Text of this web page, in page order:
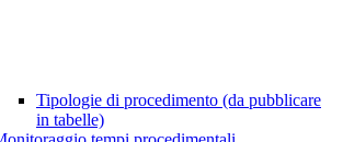
Tipologie di procedimento (da pubblicare
in tabelle)